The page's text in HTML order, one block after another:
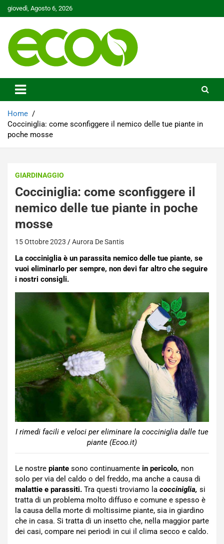
Skip
to
giovedì, Agosto 6, 2026
Ecoo.it
Home
Cocciniglia: come sconfiggere il nemico delle tue piante in
poche mosse
GIARDINAGGIO
Cocciniglia: come sconfiggere il
nemico delle tue piante in poche
mosse
15 Ottobre 2023 Aurora De Santis
La cocciniglia è un parassita nemico delle tue piante, se
vuoi eliminarlo per sempre, non devi far altro che seguire
i nostri consigli.
I rimedi facili e veloci per eliminare la cocciniglia dalle tue
piante (Ecoo.it)
Le nostre piante sono continuamente in pericolo, non
solo per via del caldo o del freddo, ma anche a causa di
malattie e parassiti. Tra questi troviamo la cocciniglia, si
tratta di un problema molto diffuso e comune e spesso è
la causa della morte di moltissime piante, sia in giardino
che in casa. Si tratta di un insetto che, nella maggior parte
dei casi, compare nei periodi in cui il clima secco e caldo.